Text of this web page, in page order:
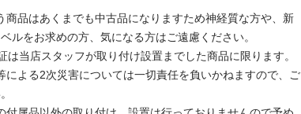
商品はあくまでも中古品になりますため神経質な方や、新
ルをお求めの方、気になる方はご遠慮ください。
は当店スタッフが取り付け設置までした商品に限ります。
による2次災害については一切責任を負いかねますので、ご